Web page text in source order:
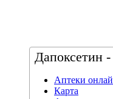
Дапоксетин
Аптеки
Карта